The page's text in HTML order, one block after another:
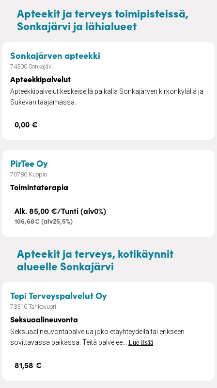
Apteekit ja terveys toimipisteissä,
Sonkajärvi ja lähialueet
Sonkajärven apteekki
74300 Sonkajävi
Apteekkipalvelut
Apteekkipalvelut keskeisellä paikalla Sonkajärven kirkonkylällä ja
Sukevan taajamassa.
0,00 €
PirTee Oy– Toimintaterapia
70780 Kuopio
Toimintaterapia
Alk. 85,00 €/Tunti (alv0%)
106,68€ (alv25,5%)
Apteekit ja terveys, kotikäynnit
alueelle Sonkajärvi
Tepi Terveyspalvelut Oy– Seksuaalineuvonta
73310 Tahkovuori
Seksuaalineuvonta
Seksuaalineuvontapalvelua joko etäyhteydellä tai erikseen
sovittavassa paikassa. Teitä palvelee... Lue lisää
81,58 €